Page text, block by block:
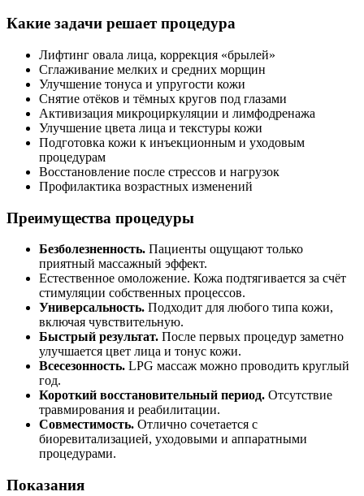
Какие задачи решает процедура
Лифтинг овала лица, коррекция «брылей»
Сглаживание мелких и средних морщин
Улучшение тонуса и упругости кожи
Снятие отёков и тёмных кругов под глазами
Активизация микроциркуляции и лимфодренажа
Улучшение цвета лица и текстуры кожи
Подготовка кожи к инъекционным и уходовым
процедурам
Восстановление после стрессов и нагрузок
Профилактика возрастных изменений
Преимущества процедуры
Безболезненность. Пациенты ощущают только
приятный массажный эффект.
Естественное омоложение. Кожа подтягивается за счёт
стимуляции собственных процессов.
Универсальность. Подходит для любого типа кожи,
включая чувствительную.
Быстрый результат. После первых процедур заметно
улучшается цвет лица и тонус кожи.
Всесезонность. LPG массаж можно проводить круглый
год.
Короткий восстановительный период. Отсутствие
травмирования и реабилитации.
Совместимость. Отлично сочетается с
биоревитализацией, уходовыми и аппаратными
процедурами.
Показания